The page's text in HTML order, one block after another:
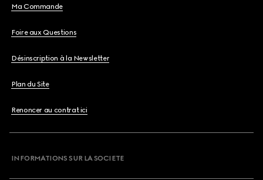
Ma Commande
Foire aux Questions
Désinscription à la Newsletter
Plan du Site
Renoncer au contrat ici
INFORMATIONS SUR LA SOCIETE